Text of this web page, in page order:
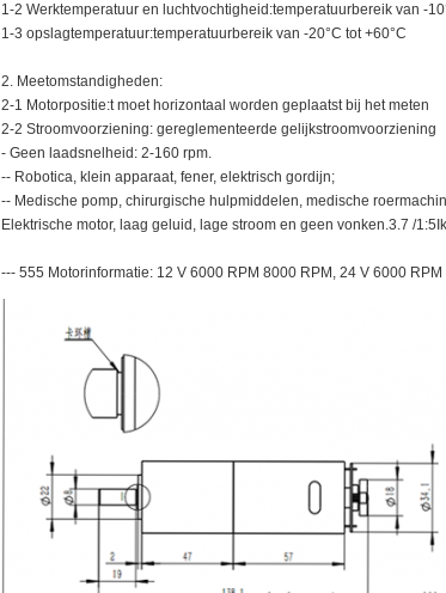
1-2 Werktemperatuur en luchtvochtigheid:temperatuurbereik van -
1-3 opslagtemperatuur:temperatuurbereik van -20°C tot +60°C
2. Meetomstandigheden:
2-1 Motorpositie:t moet horizontaal worden geplaatst bij het meten
2-2 Stroomvoorziening: gereglementeerde gelijkstroomvoorziening
- Geen laadsnelheid: 2-160 rpm.
-- Robotica, klein apparaat, fener, elektrisch gordijn;
-- Medische pomp, chirurgische hulpmiddelen, medische
Elektrische motor, laag geluid, lage stroom en geen vonken.3.7 /
--- 555 Motorinformatie: 12 V 6000 RPM 8000 RPM, 24 V 6000 RPM